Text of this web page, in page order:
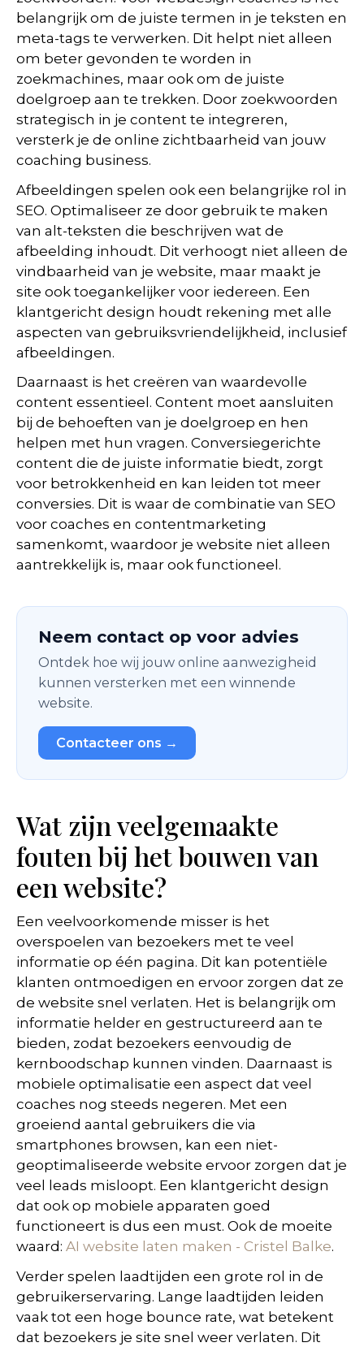
belangrijk om de juiste termen in je teksten en
meta-tags te verwerken. Dit helpt niet alleen
om beter gevonden te worden in
zoekmachines, maar ook om de juiste
doelgroep aan te trekken. Door zoekwoorden
strategisch in je content te integreren,
versterk je de online zichtbaarheid van jouw
coaching business.
Afbeeldingen spelen ook een belangrijke rol in
SEO. Optimaliseer ze door gebruik te maken
van alt-teksten die beschrijven wat de
afbeelding inhoudt. Dit verhoogt niet alleen de
vindbaarheid van je website, maar maakt je
site ook toegankelijker voor iedereen. Een
klantgericht design houdt rekening met alle
aspecten van gebruiksvriendelijkheid, inclusief
afbeeldingen.
Daarnaast is het creëren van waardevolle
content essentieel. Content moet aansluiten
bij de behoeften van je doelgroep en hen
helpen met hun vragen. Conversiegerichte
content die de juiste informatie biedt, zorgt
voor betrokkenheid en kan leiden tot meer
conversies. Dit is waar de combinatie van SEO
voor coaches en contentmarketing
samenkomt, waardoor je website niet alleen
aantrekkelijk is, maar ook functioneel.
Neem contact op voor advies
Ontdek hoe wij jouw online aanwezigheid
kunnen versterken met een winnende
website.
Contacteer ons →
Wat zijn veelgemaakte
fouten bij het bouwen van
een website?
Een veelvoorkomende misser is het
overspoelen van bezoekers met te veel
informatie op één pagina. Dit kan potentiële
klanten ontmoedigen en ervoor zorgen dat ze
de website snel verlaten. Het is belangrijk om
informatie helder en gestructureerd aan te
bieden, zodat bezoekers eenvoudig de
kernboodschap kunnen vinden. Daarnaast is
mobiele optimalisatie een aspect dat veel
coaches nog steeds negeren. Met een
groeiend aantal gebruikers die via
smartphones browsen, kan een niet-
geoptimaliseerde website ervoor zorgen dat je
veel leads misloopt. Een klantgericht design
dat ook op mobiele apparaten goed
functioneert is dus een must. Ook de moeite
waard: AI website laten maken - Cristel Balke.
Verder spelen laadtijden een grote rol in de
gebruikerservaring. Lange laadtijden leiden
vaak tot een hoge bounce rate, wat betekent
dat bezoekers je site snel weer verlaten. Dit